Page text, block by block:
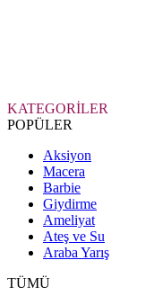
KATEGORİLER
POPÜLER
Aksiyon
Macera
Barbie
Giydirme
Ameliyat
Ateş ve Su
Araba Yarış
TÜMÜ